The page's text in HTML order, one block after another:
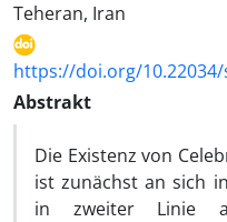
Teheran, Iran
https://doi.org/10.22034/
Abstrakt
Die Existenz von
ist zunächst an sich
in zweiter Linie